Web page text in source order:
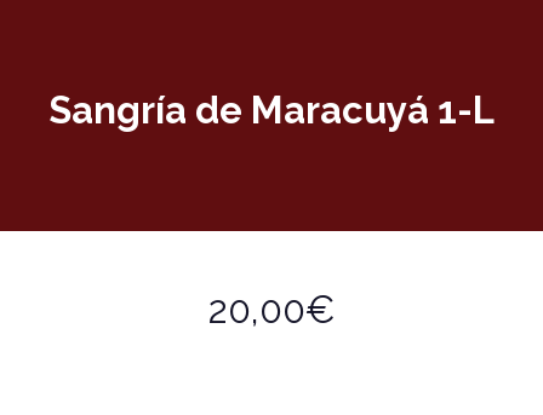
Sangría de Maracuyá 1-L
20,00€